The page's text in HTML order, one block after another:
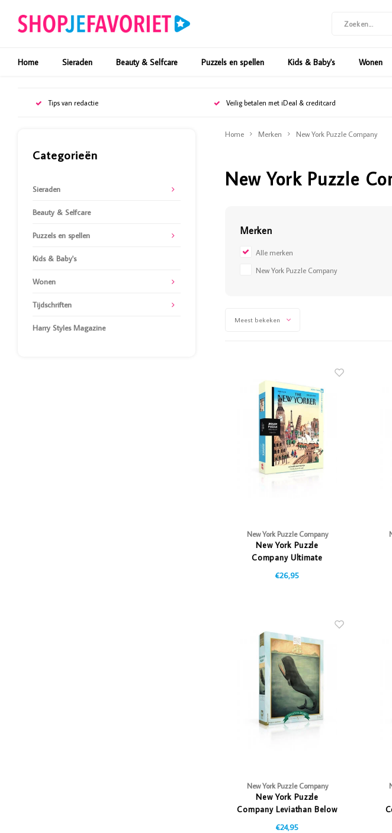
Home Sieraden Beauty & Selfcare Puzzels en spellen Kids & Baby's Wonen
Tips van redactie Veilig betalen met iDeal & creditcard
Categorieën
Sieraden
Beauty & Selfcare
Puzzels en spellen
Kids & Baby's
Wonen
Tijdschriften
Harry Styles Magazine
Home Merken New York Puzzle Company
New York Puzzle
Merken
Alle merken
New York Puzzle Company
Meest bekeken
New York Puzzle Company
New York Puzzle
Company Ultimate
Destination - 1000 stukjes
€26,95
New York Puzzle Company
New York Puzzle
Company Leviathan Below
€24,95